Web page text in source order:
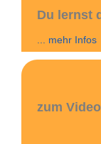
Du lernst
... mehr Infos
zum Video